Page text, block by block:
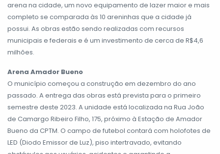
arena na cidade, um novo equipamento de lazer maior e mais
completo se comparada às 10 areninhas que a cidade já
possui. As obras estão sendo realizadas com recursos
municipais e federais e é um investimento de cerca de R$4,6
milhões.
Arena Amador Bueno
O município começou a construção em dezembro do ano
passado. A entrega das obras está prevista para o primeiro
semestre deste 2023. A unidade está localizada na Rua João
de Camargo Ribeiro Filho, 175, próximo à Estação de Amador
Bueno da CPTM. O campo de futebol contará com holofotes de
LED (Diodo Emissor de Luz), piso intertravado, evitando